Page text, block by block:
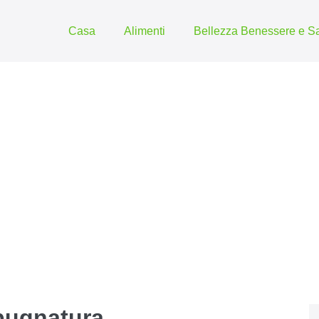
Casa Alimenti Bellezza Benessere e